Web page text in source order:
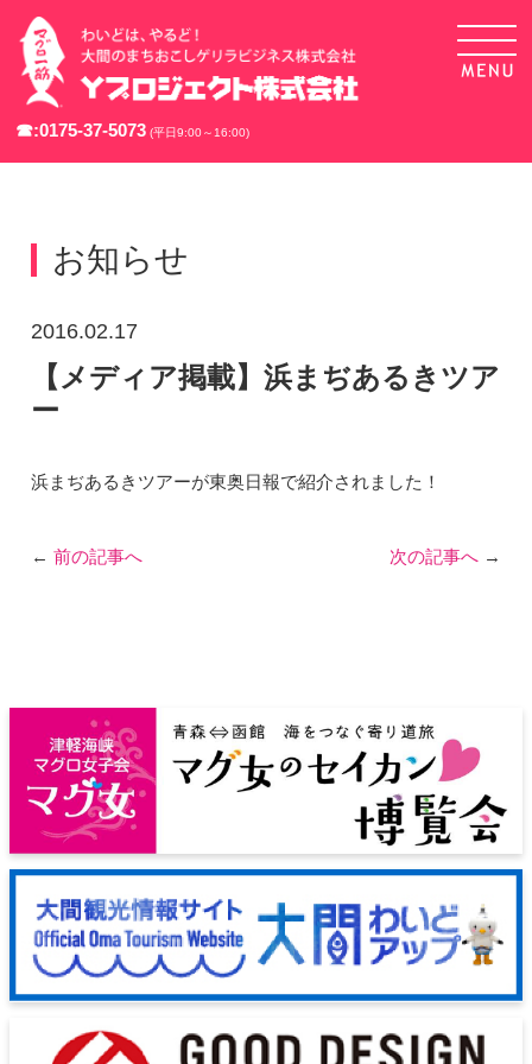
☎:0175-37-5073 (平日9:00～16:00)
お知らせ
2016.02.17
【メディア掲載】浜まぢあるきツア
ー
浜まぢあるきツアーが東奥日報で紹介されました！
← 前の記事へ 次の記事へ →